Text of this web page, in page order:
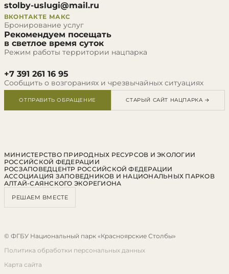
stolby-uslugi@mail.ru
ВКОНТАКТЕ МАКС
Бронирование услуг
Рекомендуем посещать
в светлое время суток
Режим работы территории нацпарка
+7 391 261 16 95
Сообщить о возгораниях и чрезвычайных ситуациях
ОТПРАВИТЬ ОБРАЩЕНИЕ СТАРЫЙ САЙТ НАЦПАРКА →
МИНИСТЕРСТВО ПРИРОДНЫХ РЕСУРСОВ И ЭКОЛОГИИ
РОССИЙСКОЙ ФЕДЕРАЦИИ
РОСЗАПОВЕДЦЕНТР РОССИЙСКОЙ ФЕДЕРАЦИИ
АССОЦИАЦИЯ ЗАПОВЕДНИКОВ И НАЦИОНАЛЬНЫХ ПАРКОВ
АЛТАЙ-САЯНСКОГО ЭКОРЕГИОНА
РЕШАЕМ ВМЕСТЕ
© ФГБУ Национальный парк «Красноярские Столбы»
Политика обработки персональных данных
Карта сайта